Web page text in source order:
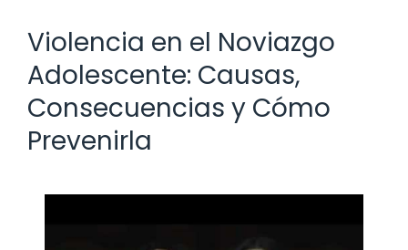
Violencia en el Noviazgo
Adolescente: Causas,
Consecuencias y Cómo
Prevenirla